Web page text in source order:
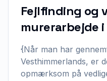
Fejlfinding og
murerarbejde
{Når man har
Vesthimmerlands, er
opmærksom på